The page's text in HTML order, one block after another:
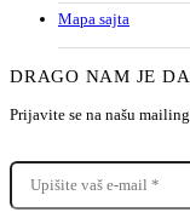
Mapa sajta
DRAGO NAM JE
Prijavite se na našu